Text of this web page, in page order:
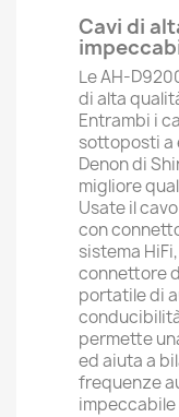
Cavi di
Le AH-
di alta
Entrambi i
sottoposti a
Denon di
migliore
Usate il
con
sistema
connettore
portatile di
permette
ed aiuta a
frequenze